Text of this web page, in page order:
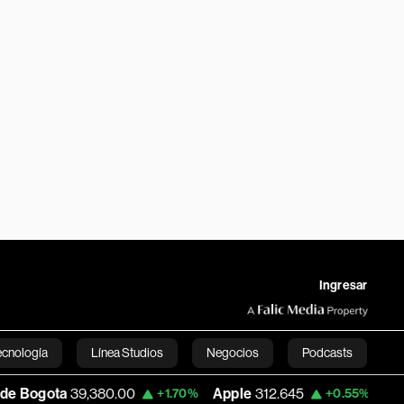
Ingresar
Línea Studios Negocios Podcasts
English+1.70% Apple 312.645 +0.55% USD COP